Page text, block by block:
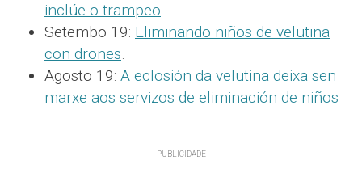
inclúe o trampeo.
Setembo 19: Eliminando niños de velutina
con drones.
Agosto 19: A eclosión da velutina deixa sen
marxe aos servizos de eliminación de niños